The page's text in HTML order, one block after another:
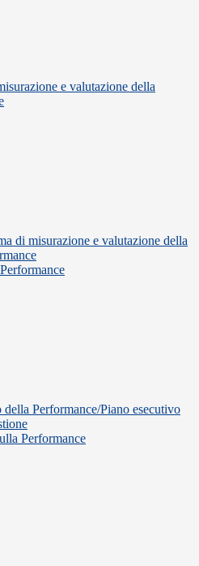
e valutazione della
di misurazione e valutazione della
della Performance/Piano esecutivo
Performance